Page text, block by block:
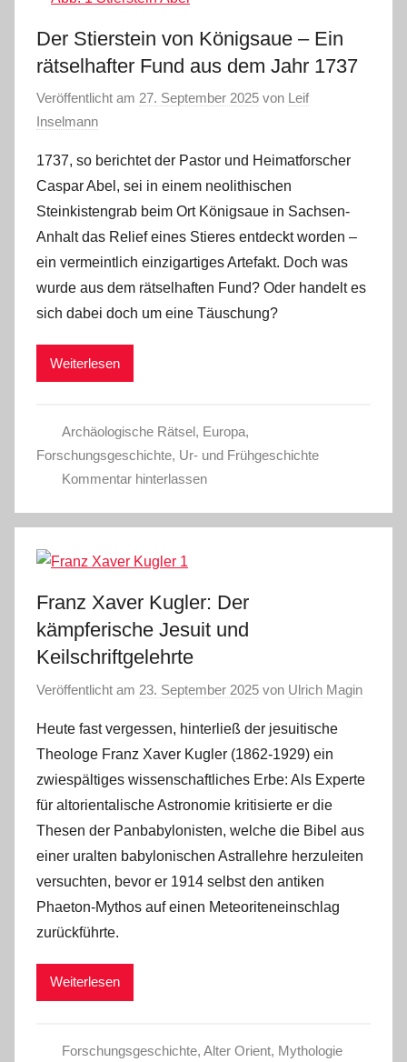
Der Stierstein von Königsaue ‒ Ein
rätselhafter Fund aus dem Jahr 1737
Veröffentlicht am 27. September 2025 von Leif
Inselmann
1737, so berichtet der Pastor und Heimatforscher
Caspar Abel, sei in einem neolithischen
Steinkistengrab beim Ort Königsaue in Sachsen-
Anhalt das Relief eines Stieres entdeckt worden –
ein vermeintlich einzigartiges Artefakt. Doch was
wurde aus dem rätselhaften Fund? Oder handelt es
sich dabei doch um eine Täuschung?
Weiterlesen
Archäologische Rätsel, Europa,
Forschungsgeschichte, Ur- und Frühgeschichte
Kommentar hinterlassen
Franz Xaver Kugler: Der
kämpferische Jesuit und
Keilschriftgelehrte
Veröffentlicht am 23. September 2025 von Ulrich Magin
Heute fast vergessen, hinterließ der jesuitische
Theologe Franz Xaver Kugler (1862-1929) ein
zwiespältiges wissenschaftliches Erbe: Als Experte
für altorientalische Astronomie kritisierte er die
Thesen der Panbabylonisten, welche die Bibel aus
einer uralten babylonischen Astrallehre herzuleiten
versuchten, bevor er 1914 selbst den antiken
Phaeton-Mythos auf einen Meteoriteneinschlag
zurückführte.
Weiterlesen
Forschungsgeschichte, Alter Orient, Mythologie